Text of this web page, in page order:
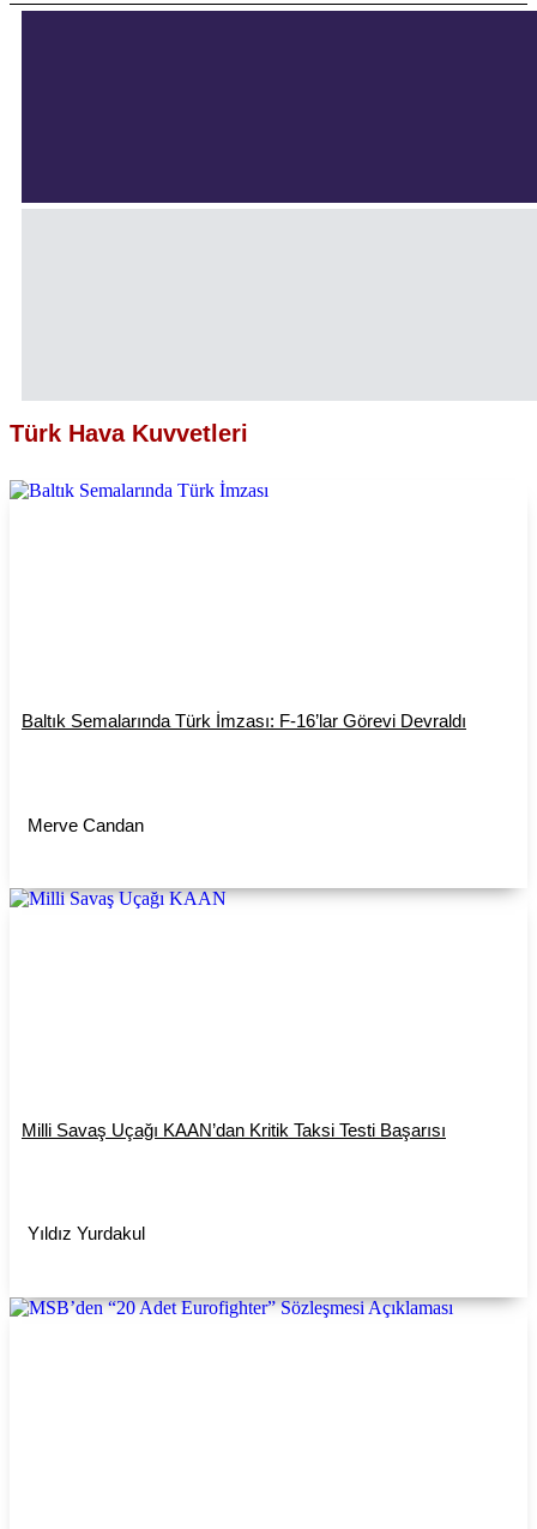
Türk Hava Kuvvetleri
Baltık Semalarında Türk İmzası: F-16’lar Görevi Devraldı
Merve Candan
Milli Savaş Uçağı KAAN’dan Kritik Taksi Testi Başarısı
Yıldız Yurdakul